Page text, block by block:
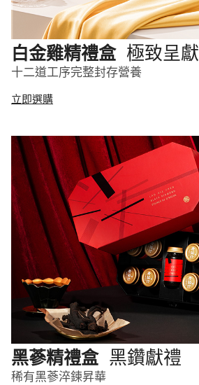
白金雞精禮盒 極致呈獻
十二道工序完整封存營養
立即選購
黑蔘精禮盒 黑鑽獻禮
稀有黑蔘淬鍊昇華